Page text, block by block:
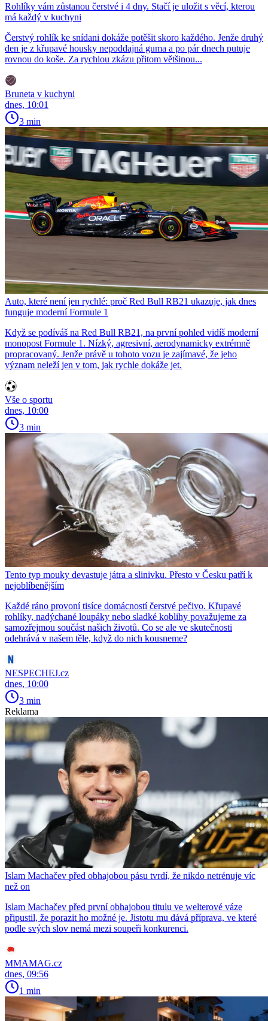
Rohlíky vám zůstanou čerstvé i 4 dny. Stačí je uložit s věcí, kterou
má každý v kuchyni
Čerstvý rohlík ke snídani dokáže potěšit skoro každého. Jenže druhý
den je z křupavé housky nepoddajná guma a po pár dnech putuje
rovnou do koše. Za rychlou zkázu přitom většinou...
Bruneta v kuchyni
dnes, 10:01
3 min
Auto, které není jen rychlé: proč Red Bull RB21 ukazuje, jak dnes
funguje moderní Formule 1
Když se podíváš na Red Bull RB21, na první pohled vidíš moderní
monopost Formule 1. Nízký, agresivní, aerodynamicky extrémně
propracovaný. Jenže právě u tohoto vozu je zajímavé, že jeho
význam neleží jen v tom, jak rychle dokáže jet.
Vše o sportu
dnes, 10:00
3 min
Tento typ mouky devastuje játra a slinivku. Přesto v Česku patří k
nejoblíbenějším
Každé ráno provoní tisíce domácností čerstvé pečivo. Křupavé
rohlíky, nadýchané loupáky nebo sladké koblihy považujeme za
samozřejmou součást našich životů. Co se ale ve skutečnosti
odehrává v našem těle, když do nich kousneme?
NESPECHEJ.cz
dnes, 10:00
3 min
Reklama
Islam Machačev před obhajobou pásu tvrdí, že nikdo netrénuje víc
než on
Islam Machačev před první obhajobou titulu ve welterové váze
připustil, že porazit ho možné je. Jistotu mu dává příprava, ve které
podle svých slov nemá mezi soupeři konkurenci.
MMAMAG.cz
dnes, 09:56
1 min